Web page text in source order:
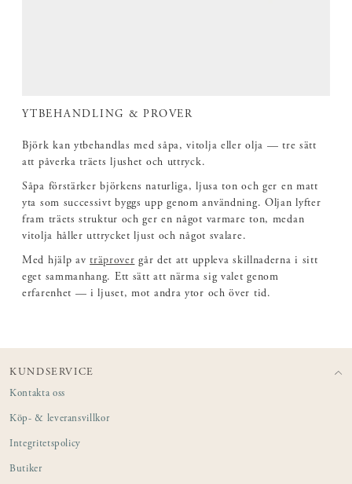
YTBEHANDLING & PROVER
Björk kan ytbehandlas med såpa, vitolja eller olja — tre sätt
att påverka träets ljushet och uttryck.
Såpa förstärker björkens naturliga, ljusa ton och ger en matt
yta som successivt byggs upp genom användning. Oljan lyfter
fram träets struktur och ger en något varmare ton, medan
vitolja håller uttrycket ljust och något svalare.
Med hjälp avträprover går det att uppleva skillnaderna i sitt
eget sammanhang. Ett sätt att närma sig valet genom
erfarenhet — i ljuset, mot andra ytor och över tid.
KUNDSERVICE
Kontakta oss
Köp- & leveransvillkor
Integritetspolicy
Butiker